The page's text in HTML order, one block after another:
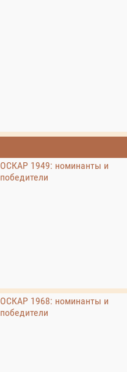
ОСКАР 1949: номинанты и
победители
ОСКАР 1968: номинанты и
победители